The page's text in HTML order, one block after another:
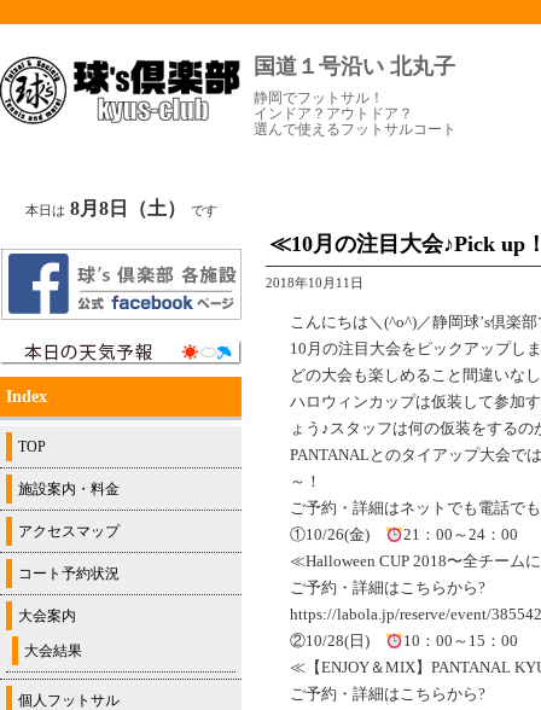
国道１号沿い 北丸子
静岡でフットサル！
インドア？アウトドア？
選んで使えるフットサルコート
≪10月の注目大会♪Pick up
2018年10月11日
こんにちは＼(^o^)／静岡球’s倶楽
10月の注目大会をピックアップし
どの大会も楽しめること間違いな
ハロウィンカップは仮装して参加
ょう♪スタッフは何の仮装をする
PANTANALとのタイアップ大会で
～！
ご予約・詳細はネットでも電話で
①10/26(金)
21：00～24：00
≪Halloween CUP 2018〜全チーム
ご予約・詳細はこちらから?
https://labola.jp/reserve/event/
②10/28(日)
10：00～15：00
≪【ENJOY＆MIX】PANTANAL
ご予約・詳細はこちらから?
本日は 8月8日（土） です
Index
TOP
施設案内・料金
アクセスマップ
コート予約状況
大会案内
大会結果
個人フットサル